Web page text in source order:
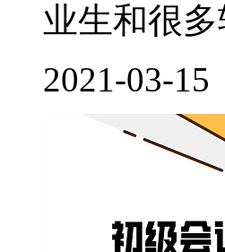
业生和很
2021-03-15